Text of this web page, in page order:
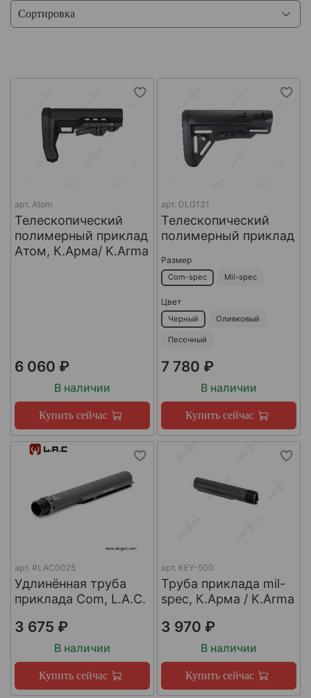
арт. Atom
Телескопический
полимерный приклад
Атом, К.Арма/ K.Arma
6 060 ₽
В наличии
Купить сейчас
арт. DLG131
Телескопический
полимерный приклад
Размер
Com-spec Mil-spec
Цвет
Черный Оливковый
Песочный
7 780 ₽
В наличии
Купить сейчас
арт. #LAC0025
Удлинённая труба
приклада Com, L.A.C.
3 675 ₽
В наличии
Купить сейчас
арт. KEY-500
Труба приклада mil-
spec, К.Арма / K.Arma
3 970 ₽
В наличии
Купить сейчас